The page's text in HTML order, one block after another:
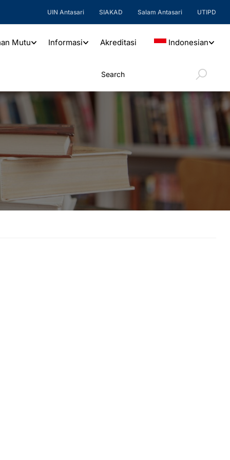
UIN Antasari SIAKAD Salam Antasari UTIPD
Mutu Informasi Akreditasi Indonesian